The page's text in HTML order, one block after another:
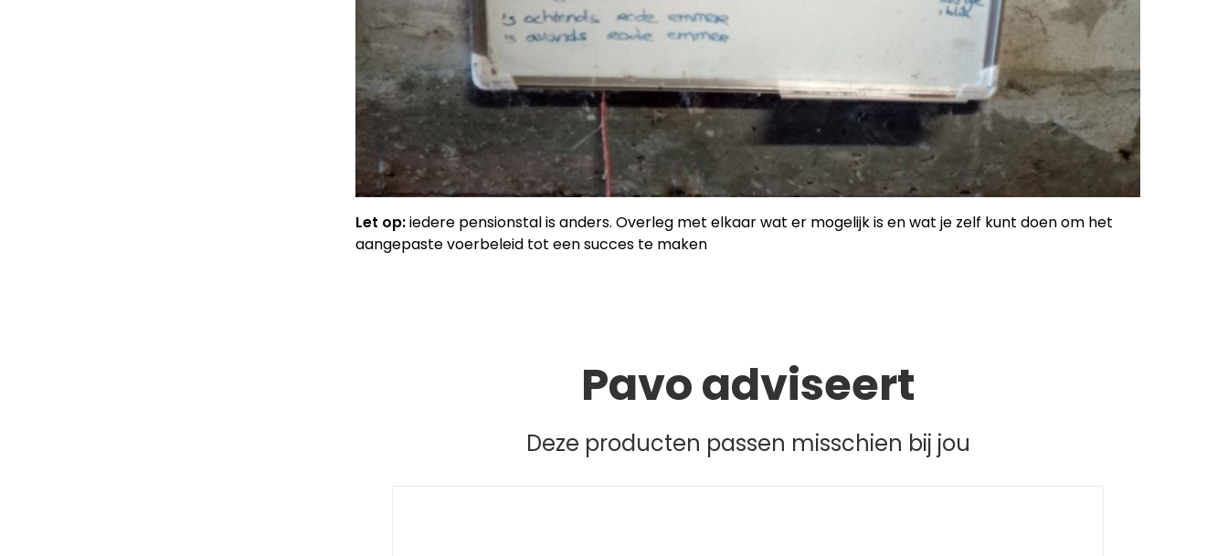
Let op:iedere pensionstal is anders. Overleg met elkaar wat er mogelijk is en wat je zelf kunt doen om het
aangepaste voerbeleid tot een succes te maken
Pavo adviseert
Deze producten passen misschien bij jou